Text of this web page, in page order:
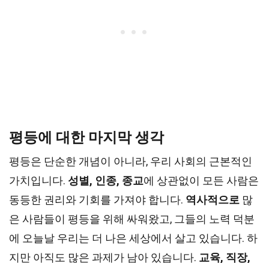
평등에 대한 마지막 생각
평등은 단순한 개념이 아니라, 우리 사회의 근본적인
가치입니다. 성별, 인종, 종교에 상관없이 모든 사람은
동등한 권리와 기회를 가져야 합니다. 역사적으로 많
은 사람들이 평등을 위해 싸워왔고, 그들의 노력 덕분
에 오늘날 우리는 더 나은 세상에서 살고 있습니다. 하
지만 아직도 많은 과제가 남아 있습니다. 교육, 직장,